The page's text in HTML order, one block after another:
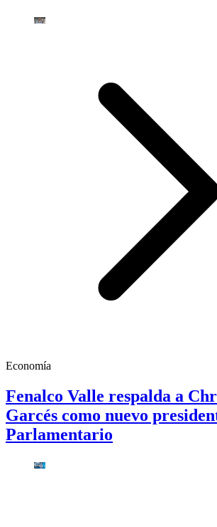
Economía
Fenalco Valle respalda a
Garcés como nuevo
Parlamentario